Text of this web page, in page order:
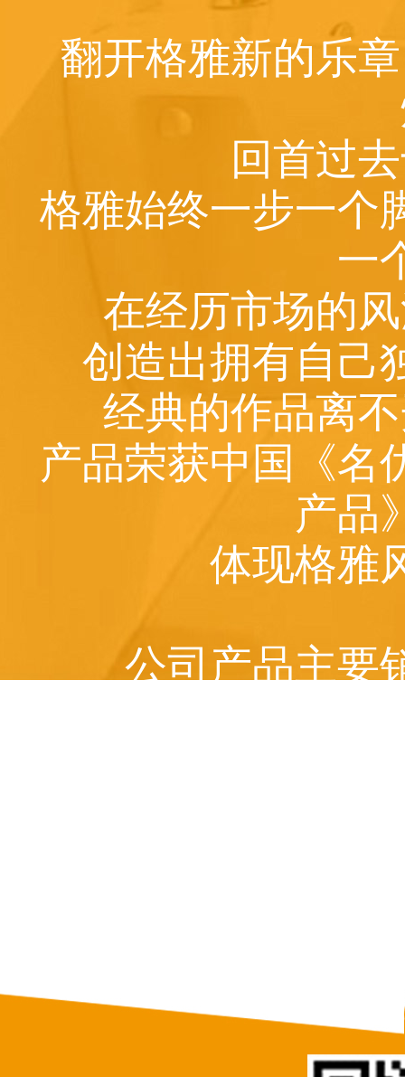
翻开格雅新的乐
回首过
格雅始终一步一个
一
在经历市场的
创造出拥有自己
经典的作品离
产品荣获中国《名
产品
体现格雅
公司产品主要